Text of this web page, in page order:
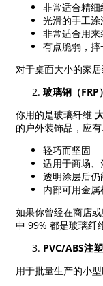
非常适合精细
光滑的手工涂
非常适合用来
有点脆弱，摔
对于桌面大小的家
玻璃钢（FRP）
你用的是玻璃纤维
的户外装饰品，应有
轻巧而坚固
适用于商场
透明涂层后仍
内部可用金属
如果你曾经在商店
中 99% 都是玻璃纤
PVC/ABS注塑
用于批量生产的小型